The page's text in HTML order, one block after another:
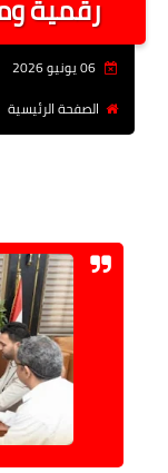
رقمية
06 يونيو 2026
الصفحة الرئيسية